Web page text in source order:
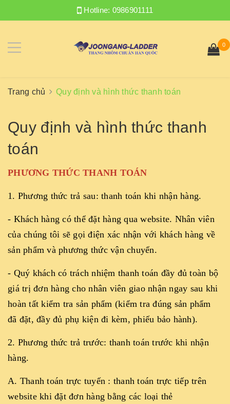
Hotline: 0986901111
0
Trang chủ Quy định và hình thức thanh toán
Quy định và hình thức thanh
toán
PHƯƠNG THỨC THANH TOÁN
1. Phương thức trả sau: thanh toán khi nhận hàng.
- Khách hàng có thể đặt hàng qua website. Nhân viên
của chúng tôi sẽ gọi điện xác nhận với khách hàng về
sản phẩm và phương thức vận chuyển.
- Quý khách có trách nhiệm thanh toán đầy đủ toàn bộ
giá trị đơn hàng cho nhân viên giao nhận ngay sau khi
hoàn tất kiểm tra sản phẩm (kiểm tra đúng sản phẩm
đã đặt, đầy đủ phụ kiện đi kèm, phiếu bảo hành).
2. Phương thức trả trước: thanh toán trước khi nhận
hàng.
A. Thanh toán trực tuyến : thanh toán trực tiếp trên
website khi đặt đơn hàng bằng các loại thẻ